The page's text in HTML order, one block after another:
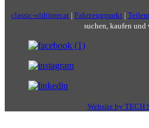
classic-oldtimer.at | Fahrzeugmarkt |
suchen, kaufen und
Website by TECH